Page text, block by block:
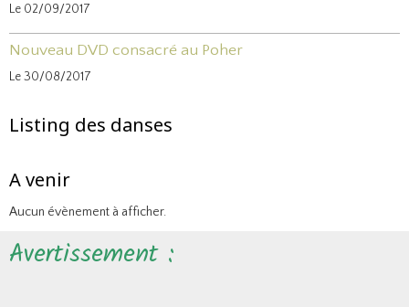
Le 02/09/2017
Nouveau DVD consacré au Poher
Le 30/08/2017
Listing des danses
A venir
Aucun évènement à afficher.
Avertissement :